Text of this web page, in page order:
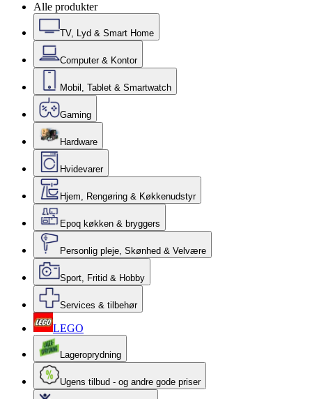
Alle produkter
TV, Lyd & Smart Home
Computer & Kontor
Mobil, Tablet & Smartwatch
Gaming
Hardware
Hvidevarer
Hjem, Rengøring & Køkkenudstyr
Epoq køkken & bryggers
Personlig pleje, Skønhed & Velvære
Sport, Fritid & Hobby
Services & tilbehør
LEGO
Lageroprydning
Ugens tilbud - og andre gode priser